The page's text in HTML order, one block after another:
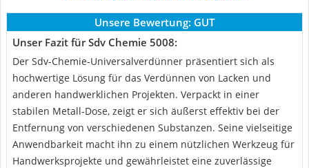
Unsere Bewertung: GUT
Unser Fazit für Sdv Chemie 5008:
Der Sdv-Chemie-Universalverdünner präsentiert sich als
hochwertige Lösung für das Verdünnen von Lacken und
anderen handwerklichen Projekten. Verpackt in einer
stabilen Metall-Dose, zeigt er sich äußerst effektiv bei der
Entfernung von verschiedenen Substanzen. Seine vielseitige
Anwendbarkeit macht ihn zu einem nützlichen Werkzeug für
Handwerksprojekte und gewährleistet eine zuverlässige